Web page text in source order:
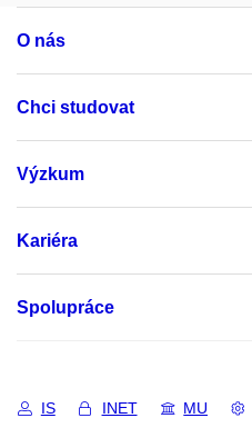
O nás
Chci studovat
Výzkum
Kariéra
Spolupráce
IS INET MU